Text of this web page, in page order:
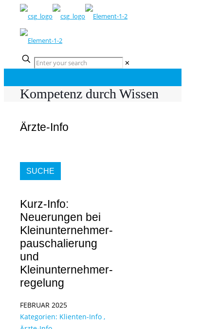
✕
Kompetenz durch Wissen
Ärzte-Info
SUCHE
Kurz-Info:
Neuerungen bei
Kleinunternehmer­
pauschalierung
und
Kleinunternehmer­
regelung
FEBRUAR 2025
Kategorien: Klienten-Info ,